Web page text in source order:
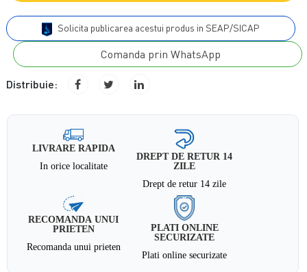
Solicita publicarea acestui produs in SEAP/SICAP
Comanda prin WhatsApp
Distribuie:
LIVRARE RAPIDA
In orice localitate
DREPT DE RETUR 14
ZILE
Drept de retur 14 zile
RECOMANDA UNUI
PRIETEN
Recomanda unui prieten
PLATI ONLINE
SECURIZATE
Plati online securizate